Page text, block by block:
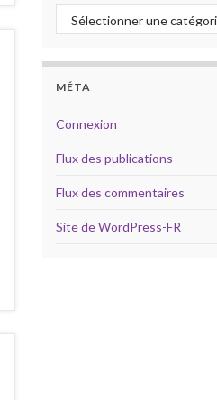
Catégories
MÉTA
Connexion
Flux des publications
Flux des commentaires
Site de WordPress-FR